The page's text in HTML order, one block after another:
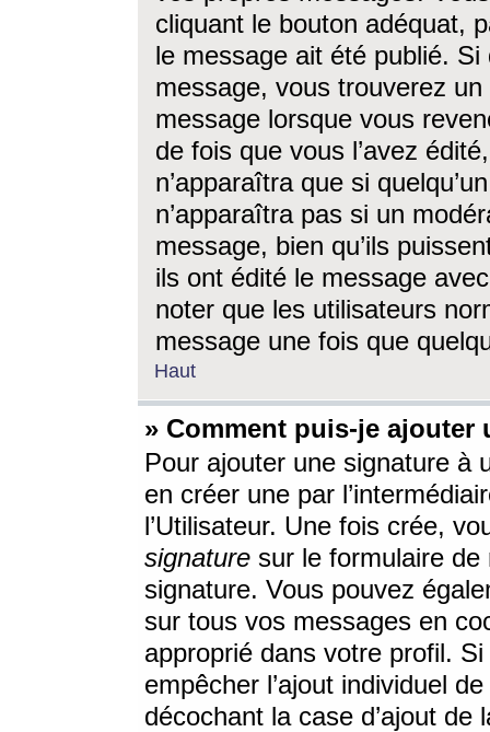
cliquant le bouton adéquat,
le message ait été publié. Si
message, vous trouverez
message lorsque vous
de fois que vous l’avez
n’apparaîtra que si
n’apparaîtra pas si un
message, bien qu’ils
ils ont édité le message
noter que les utilisateurs
message une fois que
Haut
» Comment puis-je ajouter
Pour ajouter une signature à
en créer une par
l’Utilisateur. Une fois crée,
signature sur le formulaire de
signature. Vous pouvez
sur tous vos messages en
approprié dans votre profil.
empêcher l’ajout individuel
décochant la case d’ajout